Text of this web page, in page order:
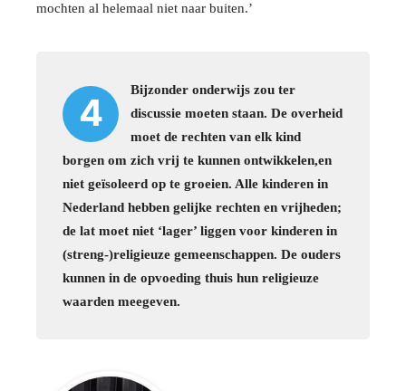
mochten al helemaal niet naar buiten.’
4
Bijzonder onderwijs zou ter
discussie moeten staan. De overheid
moet de rechten van elk kind
borgen om zich vrij te kunnen ontwikkelen,en
niet geïsoleerd op te groeien. Alle kinderen in
Nederland hebben gelijke rechten en vrijheden;
de lat moet niet ‘lager’ liggen voor kinderen in
(streng-)religieuze gemeenschappen. De ouders
kunnen in de opvoeding thuis hun religieuze
waarden meegeven.